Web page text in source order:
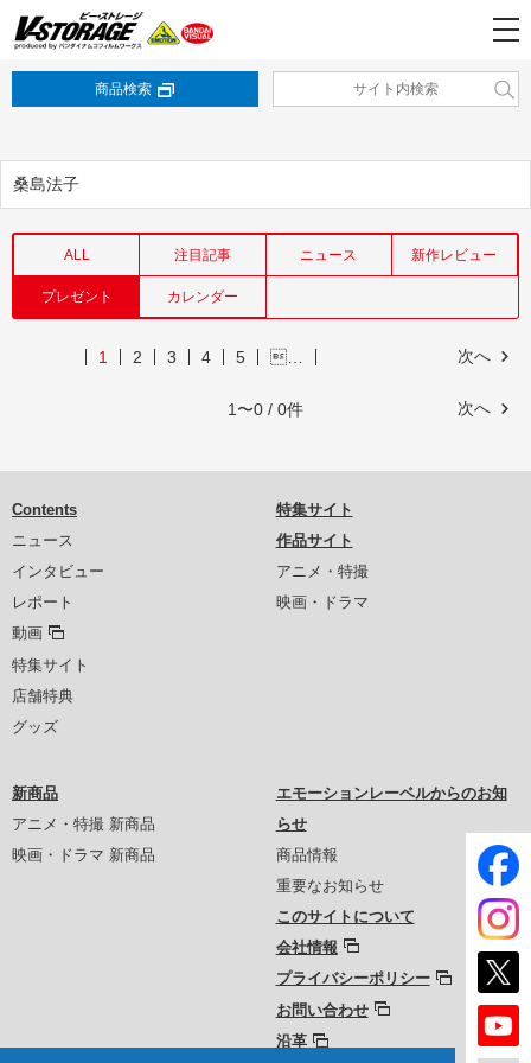
商品検索
桑島法子
ALL 注目記事 ニュース 新作レビュー
プレゼント カレンダー
次へ
1 2 3 4 5 …
次へ
1〜0 / 0件
Contents
ニュース
インタビュー
レポート
動画
特集サイト
店舗特典
グッズ
特集サイト
作品サイト
アニメ・特撮
映画・ドラマ
新商品
アニメ・特撮 新商品
映画・ドラマ 新商品
エモーションレーベルからのお知
らせ
商品情報
重要なお知らせ
このサイトについて
会社情報
プライバシーポリシー
お問い合わせ
沿革